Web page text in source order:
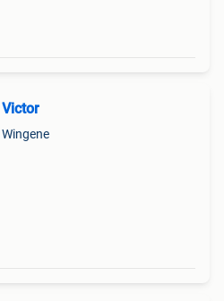
Victor
Wingene